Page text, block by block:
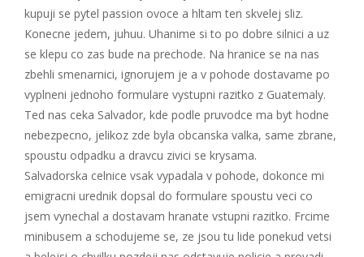
kupuji se pytel passion ovoce a hltam ten skvelej sliz.
Konecne jedem, juhuu. Uhanime si to po dobre silnici a uz
se klepu co zas bude na prechode. Na hranice se na nas
zbehli smenarnici, ignorujem je a v pohode dostavame po
vyplneni jednoho formulare vystupni razitko z Guatemaly.
Ted nas ceka Salvador, kde podle pruvodce ma byt hodne
nebezpecno, jelikoz zde byla obcanska valka, same zbrane,
spoustu odpadku a dravcu zivici se krysama.
Salvadorska celnice vsak vypadala v pohode, dokonce mi
emigracni urednik dopsal do formulare spoustu veci co
jsem vynechal a dostavam hranate vstupni razitko. Frcime
minibusem a schodujeme se, ze jsou tu lide ponekud vetsi